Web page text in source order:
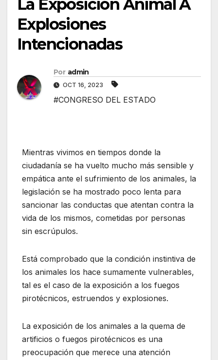
La Exposición Animal A
Explosiones
Intencionadas
Por admin
OCT 16, 2023
#CONGRESO DEL ESTADO
Mientras vivimos en tiempos donde la
ciudadanía se ha vuelto mucho más sensible y
empática ante el sufrimiento de los animales, la
legislación se ha mostrado poco lenta para
sancionar las conductas que atentan contra la
vida de los mismos, cometidas por personas
sin escrúpulos.
Está comprobado que la condición instintiva de
los animales los hace sumamente vulnerables,
tal es el caso de la exposición a los fuegos
pirotécnicos, estruendos y explosiones.
La exposición de los animales a la quema de
artificios o fuegos pirotécnicos es una
preocupación que merece una atención